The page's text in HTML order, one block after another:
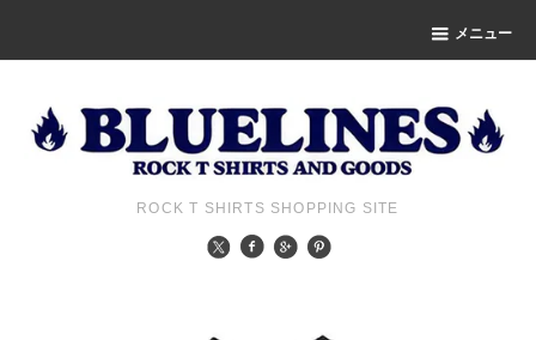
メニュー
ROCK T SHIRTS SHOPPING SITE